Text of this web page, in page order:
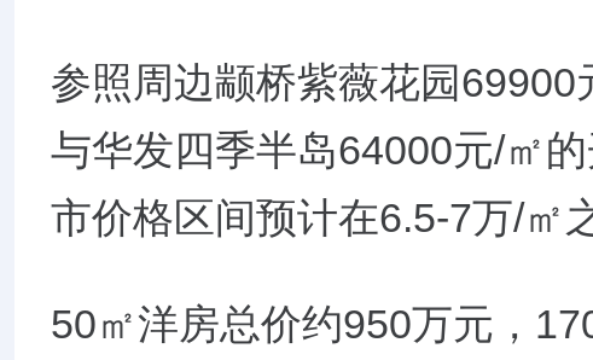
参照周边颛桥紫薇花园69900
与华发四季半岛64000元/㎡
市价格区间预计在6.5-7万/㎡
50㎡洋房总价约950万元，